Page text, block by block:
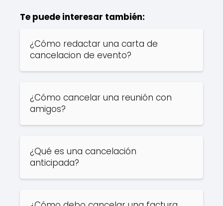
Te puede interesar también:
¿Cómo redactar una carta de
cancelacion de evento?
¿Cómo cancelar una reunión con
amigos?
¿Qué es una cancelación
anticipada?